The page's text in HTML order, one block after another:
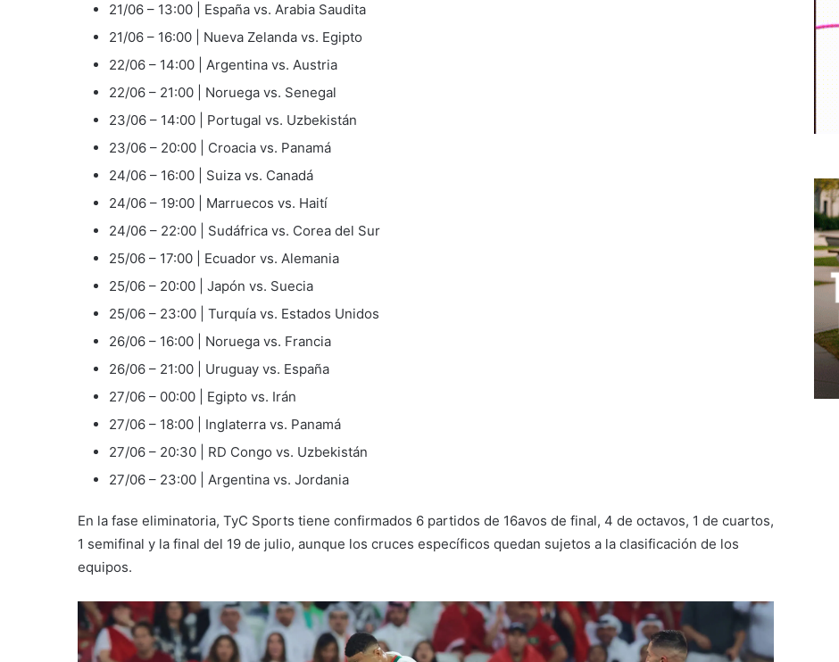
21/06 – 13:00 | España vs. Arabia Saudita
21/06 – 16:00 | Nueva Zelanda vs. Egipto
22/06 – 14:00 | Argentina vs. Austria
22/06 – 21:00 | Noruega vs. Senegal
23/06 – 14:00 | Portugal vs. Uzbekistán
23/06 – 20:00 | Croacia vs. Panamá
24/06 – 16:00 | Suiza vs. Canadá
24/06 – 19:00 | Marruecos vs. Haití
24/06 – 22:00 | Sudáfrica vs. Corea del Sur
25/06 – 17:00 | Ecuador vs. Alemania
25/06 – 20:00 | Japón vs. Suecia
25/06 – 23:00 | Turquía vs. Estados Unidos
26/06 – 16:00 | Noruega vs. Francia
26/06 – 21:00 | Uruguay vs. España
27/06 – 00:00 | Egipto vs. Irán
27/06 – 18:00 | Inglaterra vs. Panamá
27/06 – 20:30 | RD Congo vs. Uzbekistán
27/06 – 23:00 | Argentina vs. Jordania
En la fase eliminatoria, TyC Sports tiene confirmados 6 partidos de 16avos de final, 4 de octavos, 1 de cuartos,
1 semifinal y la final del 19 de julio, aunque los cruces específicos quedan sujetos a la clasificación de los
equipos.